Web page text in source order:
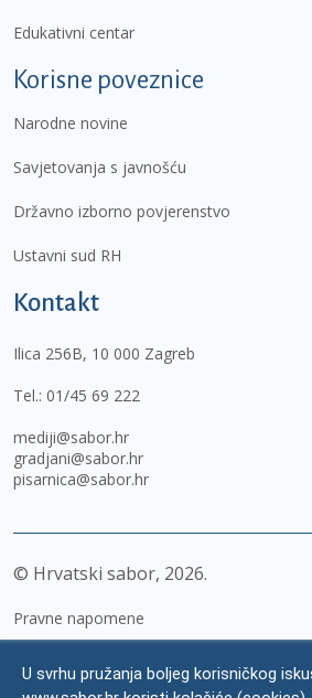
Edukativni centar
Korisne poveznice
Narodne novine
Savjetovanja s javnošću
Državno izborno povjerenstvo
Ustavni sud RH
Kontakt
Ilica 256B, 10 000 Zagreb
Tel.: 01/45 69 222
mediji@sabor.hr
gradjani@sabor.hr
pisarnica@sabor.hr
© Hrvatski sabor, 2026
Pravne napomene
Zaštita osobnih podataka
U svrhu pružanja boljeg korisničkog